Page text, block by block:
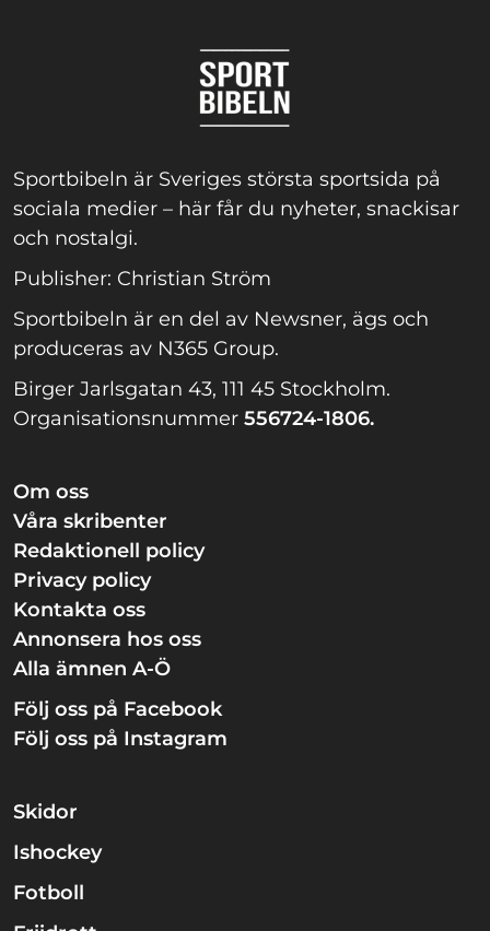
Sportbibeln är Sveriges största sportsida på
sociala medier – här får du nyheter, snackisar
och nostalgi.
Publisher: Christian Ström
Sportbibeln är en del av Newsner, ägs och
produceras av N365 Group.
Birger Jarlsgatan 43, 111 45 Stockholm.
Organisationsnummer 556724-1806.
Om oss
Våra skribenter
Redaktionell policy
Privacy policy
Kontakta oss
Annonsera hos oss
Alla ämnen A-Ö
Följ oss på Facebook
Följ oss på Instagram
Skidor
Ishockey
Fotboll